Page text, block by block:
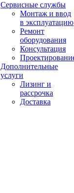
Сервисные службы
Монтаж и ввод
в эксплуатацию
Ремонт
оборудования
Консультация
Дополнительные
услуги
Лизинг и
рассрочка
Доставка